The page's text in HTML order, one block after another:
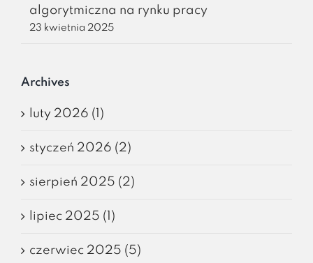
algorytmiczna na rynku pracy
23 kwietnia 2025
Archives
luty 2026 (1)
styczeń 2026 (2)
sierpień 2025 (2)
lipiec 2025 (1)
czerwiec 2025 (5)